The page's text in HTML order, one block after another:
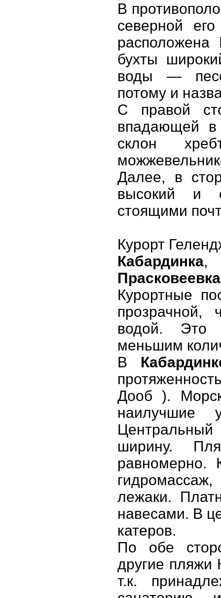
В
северной
бухты
воды —
потому и
С правой
впадающей в
склон
Далее, в
высокий и
стоящими
Курорт
Кабардинка
Прасковеевка
Курортные
водой. Это
меньшим
В
Дооб ).
наилучшие
ширину.
равномерно.
лежаки.
навесами. В
катеров.
По обе
другие пляжи
т.к.